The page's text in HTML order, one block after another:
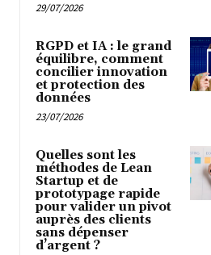
29/07/2026
RGPD et IA : le grand
équilibre, comment
concilier innovation
et protection des
données
23/07/2026
Quelles sont les
méthodes de Lean
Startup et de
prototypage rapide
pour valider un pivot
auprès des clients
sans dépenser
d’argent ?